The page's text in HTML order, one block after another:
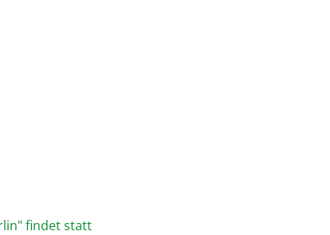
findet statt